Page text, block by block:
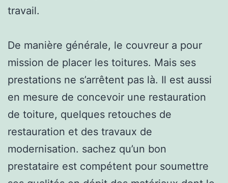
travail.
De manière générale, le couvreur a pour
mission de placer les toitures. Mais ses
prestations ne s’arrêtent pas là. Il est aussi
en mesure de concevoir une restauration
de toiture, quelques retouches de
restauration et des travaux de
modernisation. sachez qu’un bon
prestataire est compétent pour soumettre